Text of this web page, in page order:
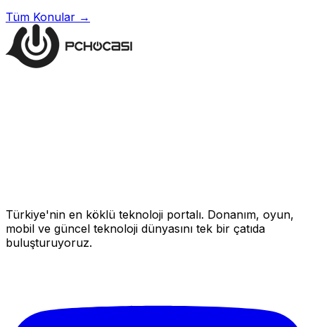
Tüm Konular →
Türkiye'nin en köklü teknoloji portalı. Donanım, oyun,
mobil ve güncel teknoloji dünyasını tek bir çatıda
buluşturuyoruz.